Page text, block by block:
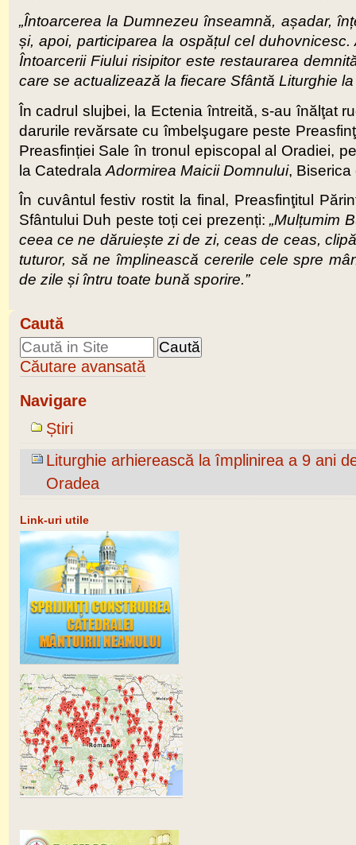
„Întoarcerea la Dumnezeu înseamnă, așadar,
și, apoi, participarea la ospățul cel
Întoarcerii Fiului risipitor este restaurarea
care se actualizează la fiecare Sfântă Liturghie
În cadrul slujbei, la Ectenia întreită, s-au înălţat
darurile revărsate cu îmbelşugare peste
Preasfinției Sale în tronul episcopal al Oradiei,
la Catedrala Adormirea Maicii Domnului, Biserica
În cuvântul festiv rostit la final, Preasfinţitul
Sfântului Duh peste toți cei prezenți:„Mulțumim
ceea ce ne dăruiește zi de zi, ceas de ceas,
tuturor, să ne împlinească cererile cele spre
de zile și întru toate bună sporire.”
Caută
Căutare avansată
Navigare
Știri
Liturghie arhierească la împlinirea a 9 ani
Oradea
Link-uri utile